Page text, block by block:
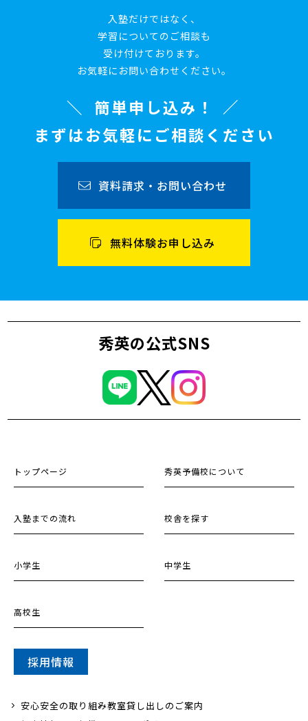
入塾だけではなく、
学習についてのご相談も
受け付けております。
お気軽にお問い合わせください。
簡単申し込み！
まずはお気軽にご相談ください
資料請求・お問い合わせ
無料体験お申し込み
秀英の公式SNS
トップページ 秀英予備校について
入塾までの流れ 校舎を探す
小学生 中学生
高校生
採用情報
安心安全の取り組み教室貸し出しのご案内